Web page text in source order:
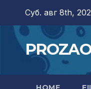
content
Суб. авг 8th,